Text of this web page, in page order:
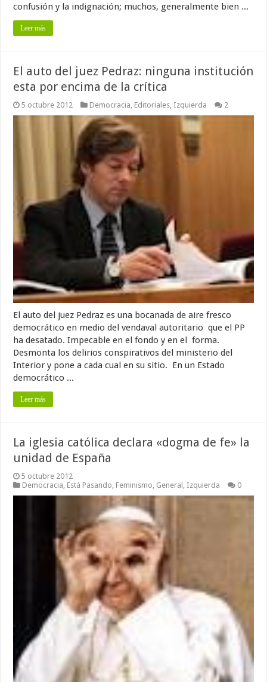
confusión y la indignación; muchos, generalmente bien ...
Leer más
El auto del juez Pedraz: ninguna institución
esta por encima de la crítica
5 octubre 2012 Democracia Editoriales Izquierda 2
El auto del juez Pedraz es una bocanada de aire fresco
democrático en medio del vendaval autoritario que el PP
ha desatado. Impecable en el fondo y en el forma.
Desmonta los delirios conspirativos del ministerio del
Interior y pone a cada cual en su sitio. En un Estado
democrático ...
Leer más
La iglesia católica declara «dogma de fe» la
unidad de España
5 octubre 2012
Democracia, Está Pasando, Feminismo, General , Izquierda 0